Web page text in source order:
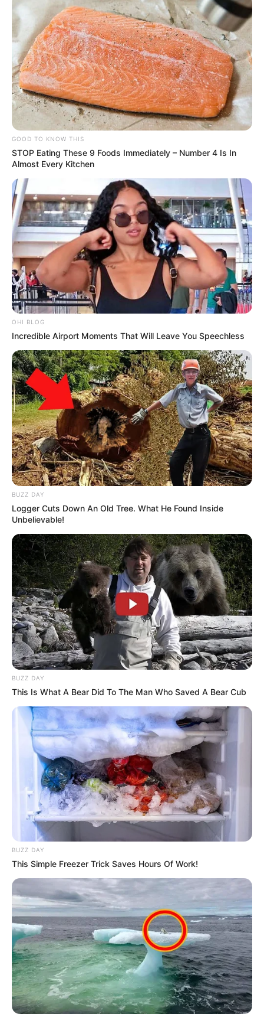
GOOD TO KNOW THIS
STOP Eating These 9 Foods Immediately – Number 4 Is In
Almost Every Kitchen
OHI BLOG
Incredible Airport Moments That Will Leave You Speechless
BUZZ DAY
Logger Cuts Down An Old Tree. What He Found Inside
Unbelievable!
BUZZ DAY
This Is What A Bear Did To The Man Who Saved A Bear Cub
BUZZ DAY
This Simple Freezer Trick Saves Hours Of Work!